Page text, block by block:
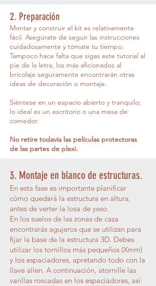
2. Preparación
Montar y construir el kit es relativamente
fácil. Asegúrate de seguir las instrucciones
cuidadosamente y tómate tu tiempo.
Tampoco hace falta que sigas este tutorial al
pie de la letra, los más aficionados al
bricolaje seguramente encontrarán otras
ideas de decoración o montaje.
Siéntese en un espacio abierto y tranquilo;
lo ideal es un escritorio o una mesa de
comedor.
No retire todavía las películas protectoras
de las partes de plexi.
3. Montaje en blanco de estructuras.
En esta fase es importante planificar
cómo quedará la estructura en altura,
antes de verter la losa de yeso.
En los suelos de las zonas de caza
encontrarás agujeros que se utilizan para
fijar la base de la estructura 3D. Debes
utilizar los tornillos más pequeños (Xmm)
y los espaciadores, apretando todo con la
llave allen. A continuación, atornille las
varillas roscadas en los espaciadores, así: